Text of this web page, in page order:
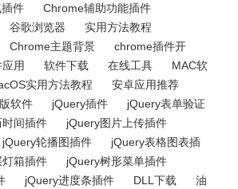
件
Chrome辅助功能插件
谷歌浏览器
实用方法教程
Chrome主题背景
chrome插件开
用 软件下载 在线工具
MAC软
实用方法教程
安卓应用推荐
软件 jQuery插件
jQuery表单验证
间插件
jQuery图片上传插件
jQuery轮播图插件
jQuery表格图表插
箱插件
jQuery树形菜单插件
jQuery进度条插件 DLL下载
油